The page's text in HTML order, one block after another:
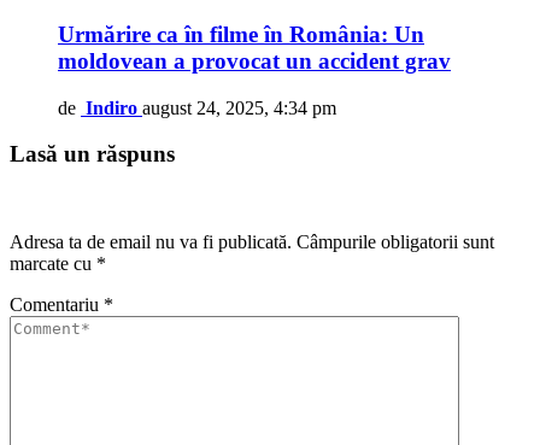
Urmărire ca în filme în România: Un
moldovean a provocat un accident grav
de Indiro august 24, 2025, 4:34 pm
Lasă un răspuns
Adresa ta de email nu va fi publicată. Câmpurile obligatorii sunt
marcate cu *
Comentariu *